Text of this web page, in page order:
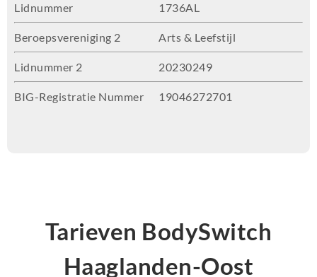
Lidnummer 1736AL
Beroepsvereniging 2 Arts & Leefstijl
Lidnummer 2 20230249
BIG-Registratie Nummer 19046272701
Tarieven BodySwitch
Haaglanden-Oost